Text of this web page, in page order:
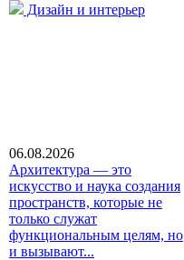
Дизайн и интерьер
06.08.2026
Архитектура — это
искусство и наука создания
пространств, которые не
только служат
функциональным целям, но
и вызывают...